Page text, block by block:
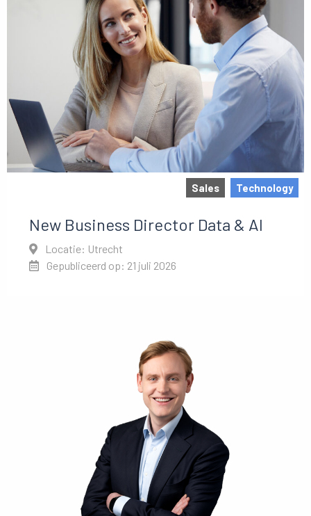
Sales Technology
New Business Director Data & AI
Locatie: Utrecht
Gepubliceerd op: 21 juli 2026